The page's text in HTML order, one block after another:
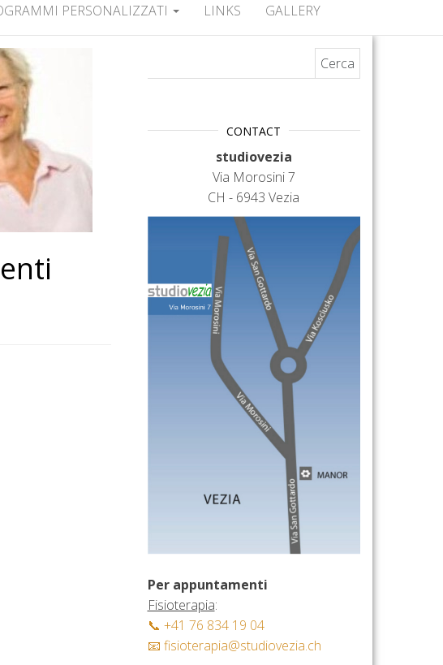
PERSONALIZZATI LINKS GALLERY
CONTACT
studiovezia
Via Morosini 7
CH - 6943 Vezia
Per appuntamenti
Fisioterapia:
📞 +41 76 834 19 04
📧 fisioterapia@studiovezia.ch